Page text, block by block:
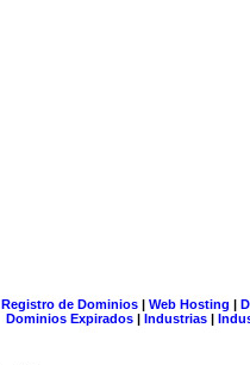
Registro de Dominios| Web Hosting |
Dominios Expirados | Industrias |